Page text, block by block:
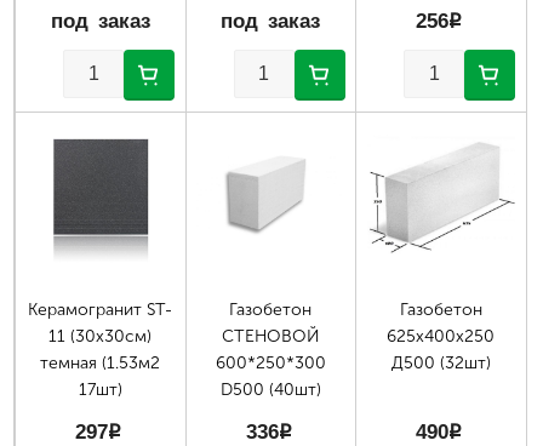
под заказ под заказ 256p
Керамогранит ST-
11 (30х30см)
темная (1.53м2
17шт)
297p
Газобетон
СТЕНОВОЙ
600*250*300
D500 (40шт)
336p
Газобетон
625х400х250
Д500 (32шт)
490p